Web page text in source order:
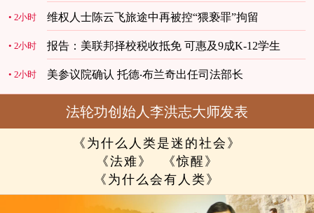
2小时 维权人士陈云飞旅途中再被控“猥亵罪”拘留
2小时 报告：美联邦择校税收抵免 可惠及9成K-12学生
2小时 美参议院确认 托德‧布兰奇出任司法部长
法轮功创始人李洪志大师发表
《为什么人类是迷的社会》
《法难》
《惊醒》
《为什么会有人类》